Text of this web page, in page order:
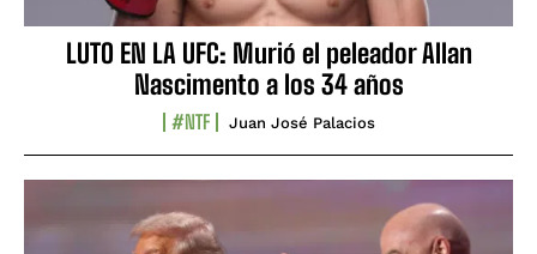
LUTO EN LA UFC: Murió el peleador Allan
Nascimento a los 34 años
#NTF Juan José Palacios